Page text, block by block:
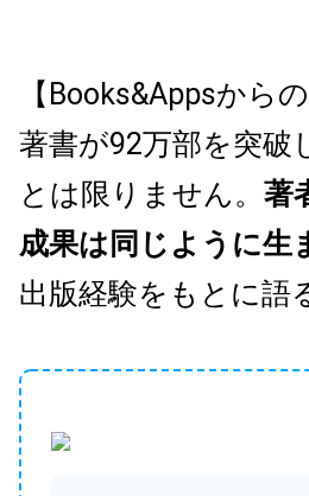
【Books&Appsから
著書が92万部を突破
とは限りません。 著
成果は同じように生
出版経験をもとに語